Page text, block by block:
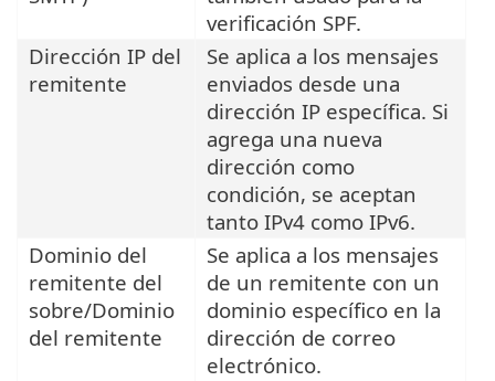
verificación SPF.
Dirección IP del
remitente
Se aplica a los mensajes
enviados desde una
dirección IP específica. Si
agrega una nueva
dirección como
condición, se aceptan
tanto IPv4 como IPv6.
Dominio del
remitente del
sobre/Dominio
del remitente
Se aplica a los mensajes
de un remitente con un
dominio específico en la
dirección de correo
electrónico.